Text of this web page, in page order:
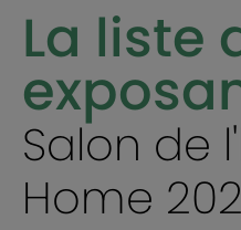
La liste
Salon de
Home